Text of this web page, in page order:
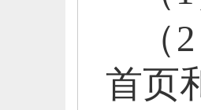
首页